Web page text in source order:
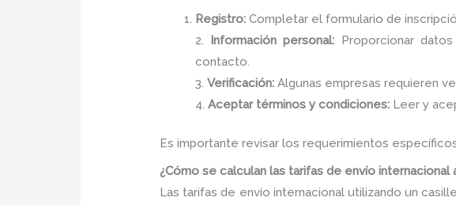
Registro: Completar el formulario de
2. Información personal: Proporcionar
contacto.
3.Verificación: Algunas empresas requieren
4.Aceptar términos y condiciones: Leer y
Es importante revisar los requerimientos
¿Cómo se calculan las tarifas de envío
Las tarifas de envío internacional utilizando un